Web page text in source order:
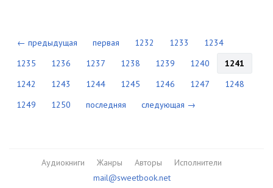
← предыдущая первая 1232 1233
1234
1235
1236 1237 1238 1239 1240
1241
1242
1243 1244 1245 1246 1247
1248
1249
1250 последняя следующая →
Аудиокниги Жанры Авторы
Исполнители
mail@sweetbook.net